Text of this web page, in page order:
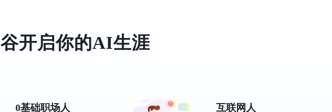
开启你的AI生涯
0基础职场人 互联网人